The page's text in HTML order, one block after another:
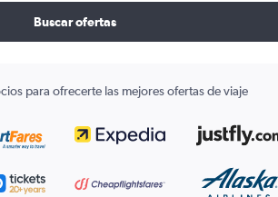
Buscar ofertas
para ofrecerte las mejores ofertas de viaje